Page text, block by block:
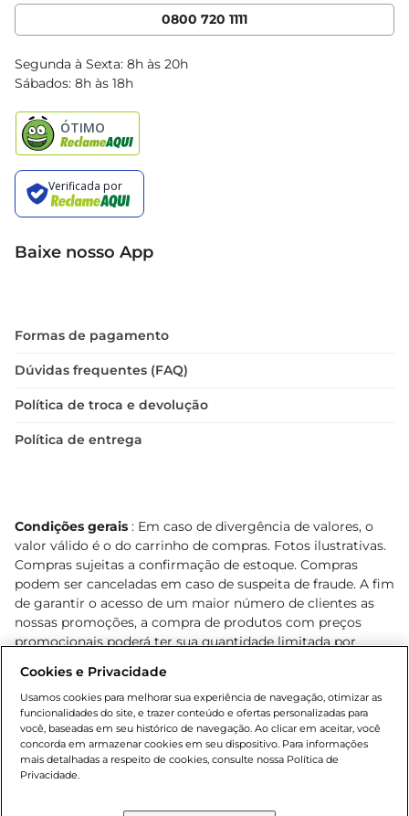
Cencosud Media
Clube Bretas
Blog Bretas
Black Friday
0800 720 1111
Segunda à Sexta: 8h às 20h
Sábados: 8h às 18h
Baixe nosso App
Formas de pagamento
Dúvidas frequentes (FAQ)
Política de troca e devolução
Política de entrega
Condições gerais : Em caso de divergência de valores, o
valor válido é o do carrinho de compras. Fotos ilustrativas.
Compras sujeitas a confirmação de estoque. Compras
podem ser canceladas em caso de suspeita de fraude. A fim
de garantir o acesso de um maior número de clientes as
nossas promoções, a compra de produtos com preços
promocionais poderá ter sua quantidade limitada por
o e-commerce e válidos durante o dia de hoje, podendo
sofrer alterações sem prévia notificação. Proibida a venda
de bebidas alcoólicas para menores de 18 anos, conforme
Lei n.º 8069/90, art. 81, inciso II (Estatuto da Criança e do
Adolescente). Preços e condições exclusivos para o
www.bretas.com.br
Cookies e Privacidade
Usamos cookies para melhorar sua experiência de navegação, otimizar as
funcionalidades do site, e trazer conteúdo e ofertas personalizadas para
você, baseadas em seu histórico de navegação. Ao clicar em aceitar, você
concorda em armazenar cookies em seu dispositivo. Para informações
mais detalhadas a respeito de cookies, consulte nossa Política de
Privacidade.